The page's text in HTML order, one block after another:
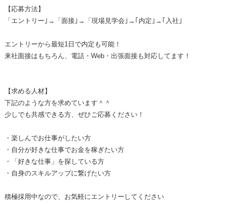
【応募方法】
「エントリー｣→「面接｣→「現場見学会｣→｢内定｣→｢入社｣
エントリーから最短1日で内定も可能！
来社面接はもちろん、電話・Web・出張面接も対応してます！
【求める人材】
下記のような方を求めています＾＾
少しでも共感できる方、ぜひご応募ください！
・楽しんでお仕事がしたい方
・自分が好きな仕事でお金を稼ぎたい方
・「好きな仕事」を探している方
・自身のスキルアップに繋げたい方
積極採用中なので、お気軽にエントリーしてください